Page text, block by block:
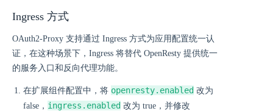
Ingress 方式
OAuth2-Proxy 支持通过 Ingress 方式为应用配置统一认
证，在这种场景下，Ingress 将替代 OpenResty 提供统一
的服务入口和反向代理功能。
在扩展组件配置中，将 openresty.enabled 改为
false， ingress.enabled 改为 true，并修改